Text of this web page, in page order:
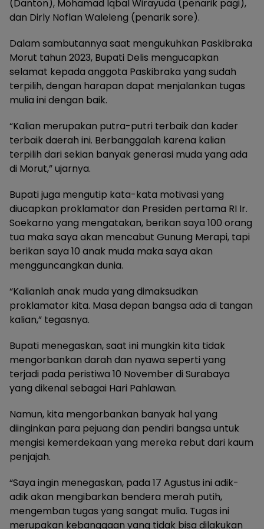
(Danton), Mohamad Iqbal Wirayuda (penarik pagi),
dan Dirly Noflan Waleleng (penarik sore).
Dalam sambutannya saat mengukuhkan Paskibraka
Morut tahun 2023, Bupati Delis mengucapkan
selamat kepada anggota Paskibraka yang sudah
terpilih, dengan harapan dapat menjalankan tugas
mulia ini dengan baik.
“Kalian merupakan putra-putri terbaik dan kader
terbaik daerah ini. Berbanggalah karena kalian
terpilih dari sekian banyak generasi muda yang ada
di Morut,” ujarnya.
Bupati juga mengutip kata-kata motivasi yang
diucapkan proklamator dan Presiden pertama RI Ir.
Soekarno yang mengatakan, berikan saya 100 orang
tua maka saya akan mencabut Gunung Merapi, tapi
berikan saya 10 anak muda maka saya akan
mengguncangkan dunia.
“Kalianlah anak muda yang dimaksudkan
proklamator kita. Masa depan bangsa ada di tangan
kalian,” tegasnya.
Bupati menegaskan, saat ini mungkin kita tidak
mengorbankan darah dan nyawa seperti yang
terjadi pada peristiwa 10 November di Surabaya
yang dikenal sebagai Hari Pahlawan.
Namun, kita mengorbankan banyak hal yang
diinginkan para pejuang dan pendiri bangsa untuk
mengisi kemerdekaan yang mereka rebut dari kaum
penjajah.
“Saya ingin menegaskan, pada 17 Agustus ini adik-
adik akan mengibarkan bendera merah putih,
mengemban tugas yang sangat mulia. Tugas ini
merupakan kebanggaan yang tidak bisa dilakukan